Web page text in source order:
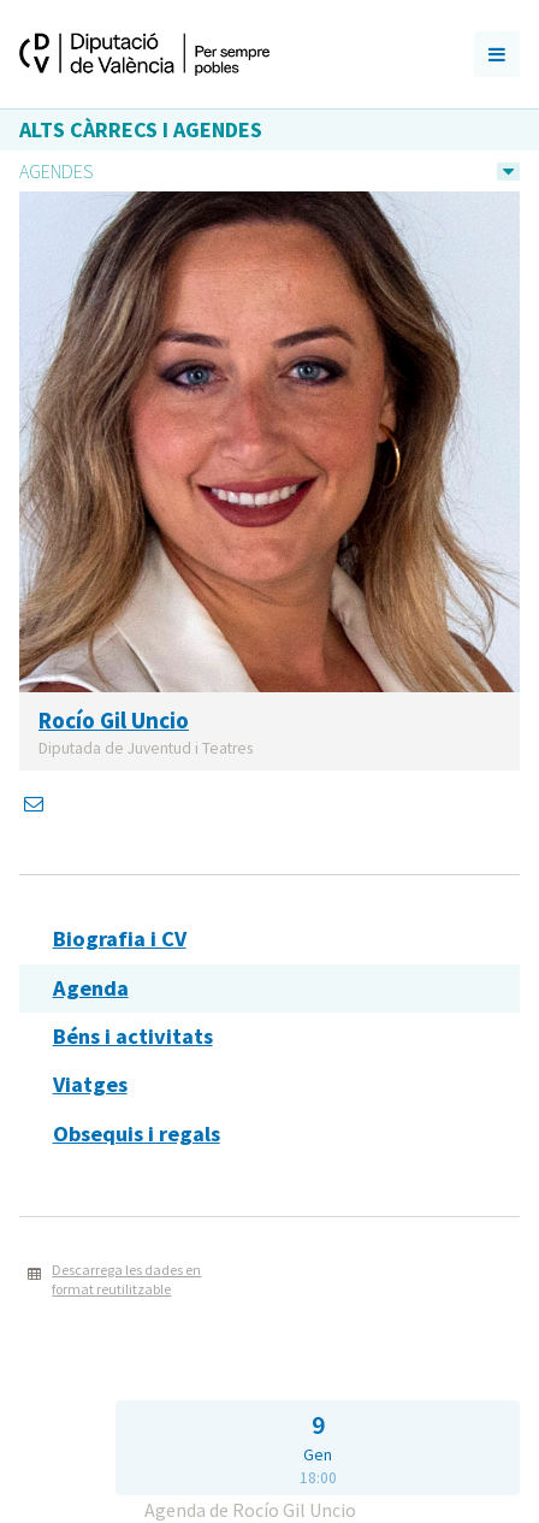
ALTS CÀRRECS I AGENDES
AGENDES
Rocío Gil Uncio
Diputada de Juventud i Teatres
Biografia i CV
Agenda
Béns i activitats
Viatges
Obsequis i regals
Descarrega les dades en
format reutilitzable
9
Gen
18:00
Agenda de Rocío Gil Uncio